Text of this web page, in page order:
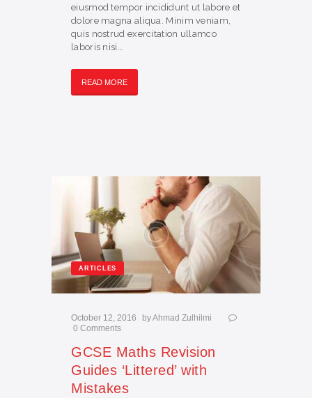
eiusmod tempor incididunt ut labore et
dolore magna aliqua. Minim veniam,
quis nostrud exercitation ullamco
laboris nisi…
READ MORE
ARTICLES
October 12, 2016 byAhmad Zulhilmi
0 Comments
GCSE Maths Revision
Guides ‘Littered’ with
Mistakes